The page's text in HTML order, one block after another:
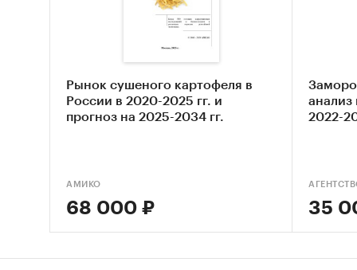
Рынок сушеного картофеля в
России в 2020-2025 гг. и
прогноз на 2025-2034 гг.
АМИКО
68 000 ₽
анализ
2022-
35